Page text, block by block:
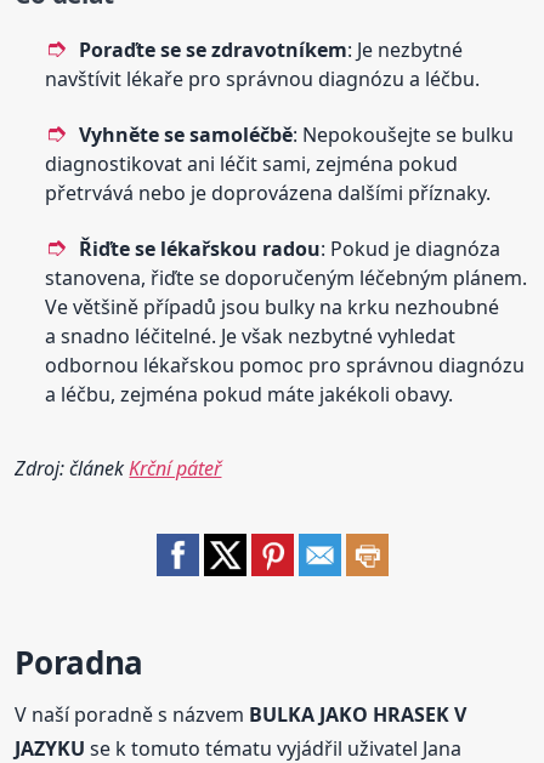
Poraďte se se zdravotníkem: Je nezbytné
navštívit lékaře pro správnou diagnózu a léčbu.
Vyhněte se samoléčbě: Nepokoušejte se bulku
diagnostikovat ani léčit sami, zejména pokud
přetrvává nebo je doprovázena dalšími příznaky.
Řiďte se lékařskou radou: Pokud je diagnóza
stanovena, řiďte se doporučeným léčebným plánem.
Ve většině případů jsou bulky na krku nezhoubné
a snadno léčitelné. Je však nezbytné vyhledat
odbornou lékařskou pomoc pro správnou diagnózu
a léčbu, zejména pokud máte jakékoli obavy.
Zdroj: článekKrční páteř
Poradna
V naší poradně s názvem BULKA JAKO HRASEK V
JAZYKU se k tomuto tématu vyjádřil uživatel Jana